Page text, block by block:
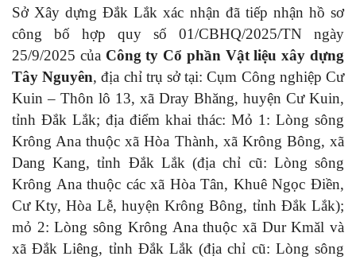
Sở Xây dựng Đắk Lắk xác nhận đã tiếp nhận hồ sơ
công bố hợp quy số 01/CBHQ/2025/TN ngày
25/9/2025 của Công ty Cổ phần Vật liệu xây dựng
Tây Nguyên, địa chỉ trụ sở tại: Cụm Công nghiệp Cư
Kuin – Thôn lô 13, xã Dray Bhăng, huyện Cư Kuin,
tỉnh Đắk Lắk; địa điểm khai thác: Mỏ 1: Lòng sông
Krông Ana thuộc xã Hòa Thành, xã Krông Bông, xã
Dang Kang, tỉnh Đắk Lắk (địa chỉ cũ: Lòng sông
Krông Ana thuộc các xã Hòa Tân, Khuê Ngọc Điền,
Cư Kty, Hòa Lễ, huyện Krông Bông, tỉnh Đắk Lắk);
mỏ 2: Lòng sông Krông Ana thuộc xã Dur Kmăl và
xã Đắk Liêng, tỉnh Đắk Lắk (địa chỉ cũ: Lòng sông